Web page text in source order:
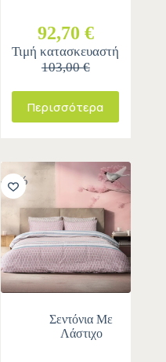
92,70 €
Τιμή κατασκευαστή
103,00 €
Περισσότερα
-10%
Σεντόνια Με
Λάστιχο